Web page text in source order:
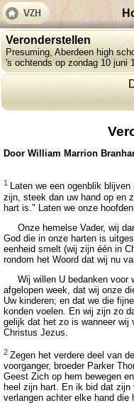
Veronderstellen
Presuming, Aberdeen high
's ochtends op zondag 10 juni
Door William Marrion
1
Laten we een ogenblik
zijn, steek dan uw hand op en
hart is." Laten we onze hoofden
Onze hemelse Vader, wij
God die in onze harten is
eenheid smelt (wij zijn één in
rondom het Woord dat wij nu
Wij willen U bedanken voor
afgelopen week, dat wij onze
Uw kinderen; en dat we die
konden voelen. En wij zijn zo
gelijk dat het zo is wanneer wij
Christus Jezus.
2 Zegen het verdere deel van
voorganger, broeder Parker
Geest Zich op hem bewegen
heel zijn hart. En ik bid dat
verlangen achter elke hand die